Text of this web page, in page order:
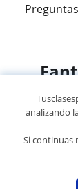
©
analizando
Si continuas